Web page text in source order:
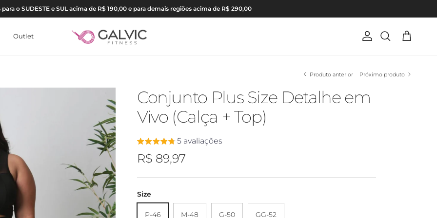
o SUDESTE e SUL acima de R$ 190,00 e para demais regiões acima de R$ 290,00
Outlet Conta PesquisarCarrinho
Produto anterior Próximo produto
Conjunto Plus Size Detalhe em
Vivo (Calça + Top)
5 avaliações
Preço regular
R$ 89,97
Size
P-46 M-48 G-50 GG-52